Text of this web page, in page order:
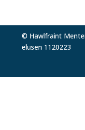
© Hawlfraint
elusen 1120223